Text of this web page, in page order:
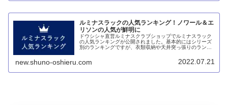
ルミナスラックの人気ランキング！ノワール＆エ
リソンの人気が鮮明に
ドウシシャ直営ルミナスクラブショップでルミナスラック
の人気ランキングが公開されました。基本的にはシリーズ
別のランキングですが、衣類収納や天井突っ張りのランキ
た、エリソンではホワイトが圧倒的人気のようです。
new.shuno-oshieru.com 2022.07.21